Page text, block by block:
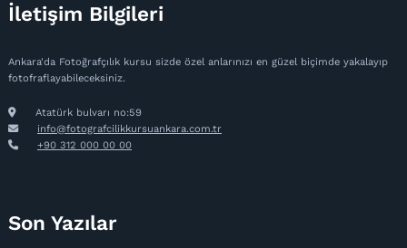
İletişim Bilgileri
Ankara'da Fotoğrafçılık kursu sizde özel anlarınızı en güzel biçimde yakalayıp
fotofraflayabileceksiniz.
Atatürk bulvarı no:59
info@fotografcilikkursuankara.com.tr
+90 312 000 00 00
Son Yazılar